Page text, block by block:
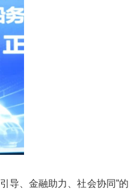
导、金融助力、社会协同”的